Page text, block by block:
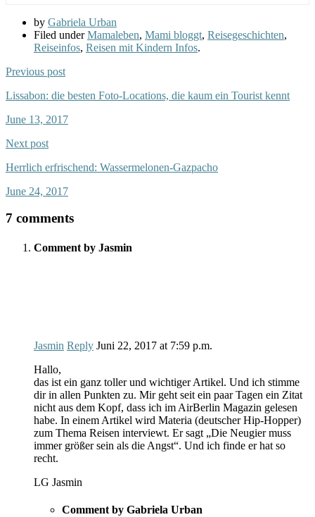
by Gabriela Urban
Filed underMamaleben, Mami bloggt, Reisegeschichten,
Reiseinfos, Reisen mit Kindern Infos.
Previous post
Lissabon: die besten Foto-Locations, die kaum ein Tourist kennt
June 13, 2017
Next post
Herrlich erfrischend: Wassermelonen-Gazpacho
June 24, 2017
7 comments
Comment by Jasmin
Jasmin Reply Juni 22, 2017 at 7:59 p.m.
Hallo,
das ist ein ganz toller und wichtiger Artikel. Und ich stimme
dir in allen Punkten zu. Mir geht seit ein paar Tagen ein Zitat
nicht aus dem Kopf, dass ich im AirBerlin Magazin gelesen
habe. In einem Artikel wird Materia (deutscher Hip-Hopper)
zum Thema Reisen interviewt. Er sagt „Die Neugier muss
immer größer sein als die Angst“. Und ich finde er hat so
recht.
LG Jasmin
Comment by Gabriela Urban